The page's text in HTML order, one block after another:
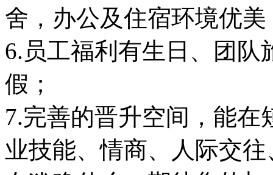
舍，办公及住宿环境优美
6.员工福利有生日、团队
假；
7.完善的晋升空间，能
业技能、情商、人际交